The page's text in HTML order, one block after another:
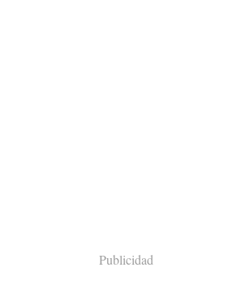
Publicidad